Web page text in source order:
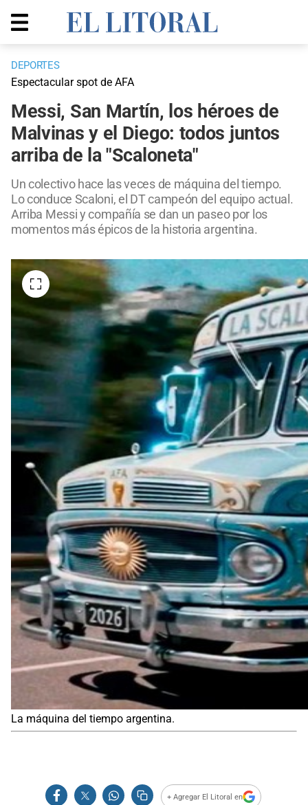
DEPORTES
Espectacular spot de AFA
Messi, San Martín, los héroes de
Malvinas y el Diego: todos juntos
arriba de la "Scaloneta"
Un colectivo hace las veces de máquina del tiempo.
Lo conduce Scaloni, el DT campeón del equipo actual.
Arriba Messi y compañía se dan un paseo por los
momentos más épicos de la historia argentina.
La máquina del tiempo argentina.
+ Agregar El Litoral en